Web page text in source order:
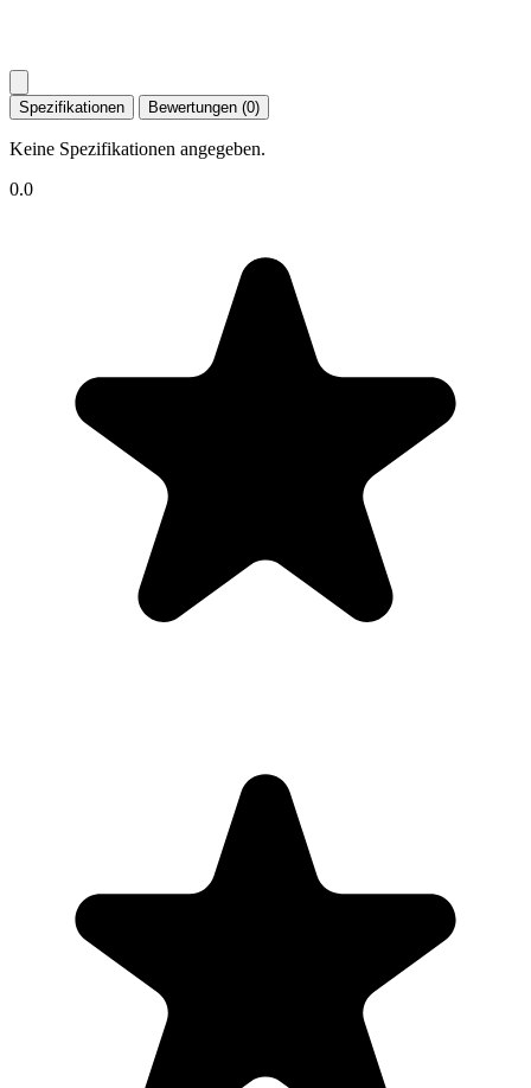
Spezifikationen Bewertungen (0)
Keine Spezifikationen angegeben.
0.0